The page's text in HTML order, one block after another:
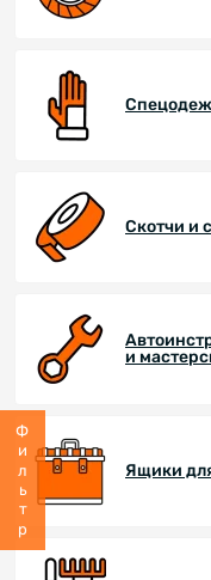
Фильтр
Скотчи и
и
Ящики